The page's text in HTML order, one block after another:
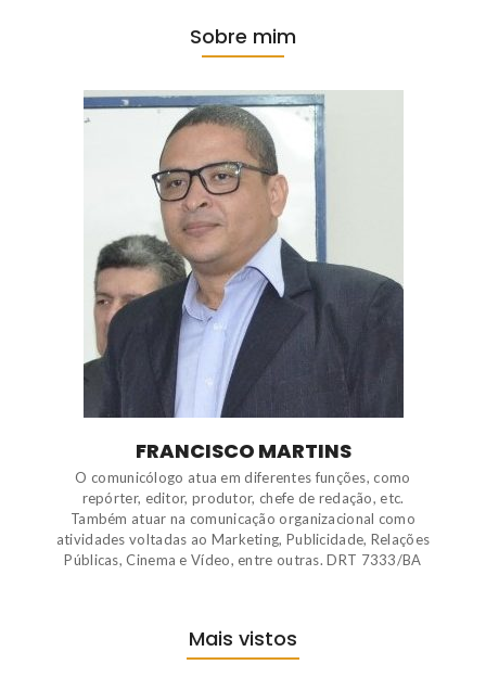
Sobre mim
FRANCISCO MARTINS
O comunicólogo atua em diferentes funções, como
repórter, editor, produtor, chefe de redação, etc.
Também atuar na comunicação organizacional como
atividades voltadas ao Marketing, Publicidade, Relações
Públicas, Cinema e Vídeo, entre outras. DRT 7333/BA
Mais vistos